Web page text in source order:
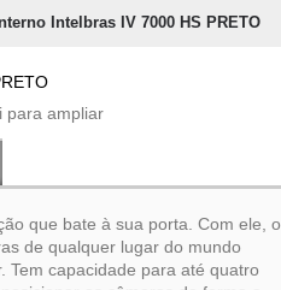
Intelbras IV 7000 HS PRETO
para ampliar
que bate à sua porta. Com ele, o
de qualquer lugar do mundo
Tem capacidade para até quatro